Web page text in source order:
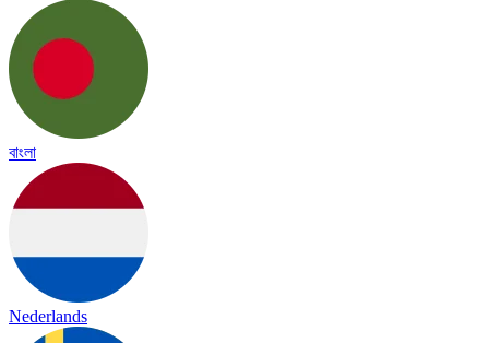
বাংলা
Nederlands